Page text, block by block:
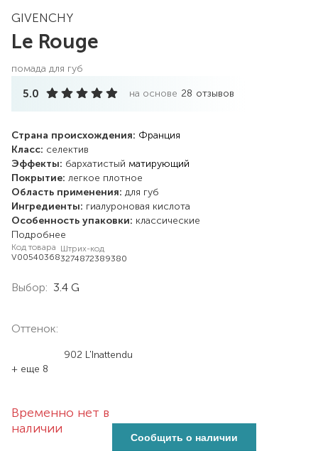
GIVENCHY
Le Rouge
помада для губ
5.0 на основе 28 отзывов
Страна происхождения: Франция
Класс: селектив
Эффекты: бархатистый матирующий
Покрытие: легкое плотное
Область применения: для губ
Ингредиенты: гиалуроновая кислота
Особенность упаковки: классические
Подробнее
Код товара
V00540368
Штрих-код
3274872389380
Выбор: 3.4 G
Оттенок:
902 L'Inattendu
+ еще 8
Временно нет в
наличии
Сообщить о наличии